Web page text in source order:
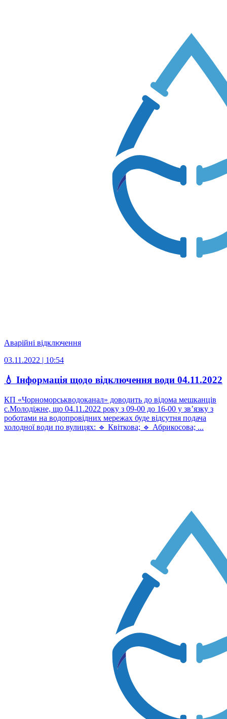
Аварійні відключення
03.11.2022 | 10:54
💧 Інформація щодо відключення води 04.11.2022
КП «Чорноморськводоканал» доводить до відома мешканців
с.Молодіжне, що 04.11.2022 року з 09-00 до 16-00 у зв’язку з
роботами на водопровідних мережах буде відсутня подача
холодної води по вулицях: 🔹 Квіткова; 🔹 Абрикосова; ...